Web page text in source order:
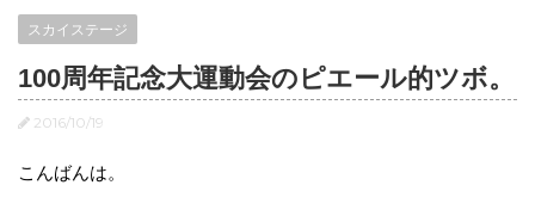
スカイステージ
100周年記念大運動会のピエール的ツボ。
2016/10/19
こんばんは。